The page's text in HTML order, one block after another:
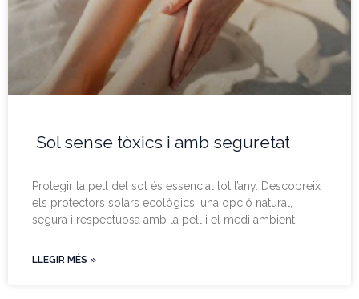
Sol sense tòxics i amb seguretat
Protegir la pell del sol és essencial tot l’any. Descobreix
els protectors solars ecològics, una opció natural,
segura i respectuosa amb la pell i el medi ambient.
LLEGIR MÉS »